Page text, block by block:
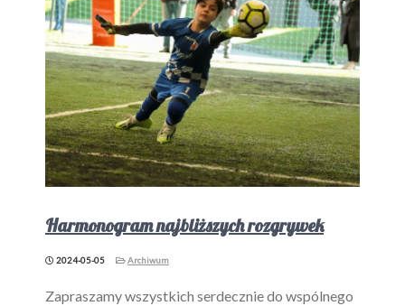
Harmonogram najbliższych rozgrywek
2024-05-05 Archiwum
Zapraszamy wszystkich serdecznie do wspólnego